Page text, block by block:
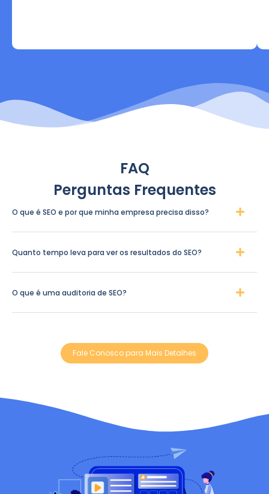
FAQ
Perguntas Frequentes
O que é SEO e por que minha empresa precisa disso?
Quanto tempo leva para ver os resultados do SEO?
O que é uma auditoria de SEO?
Fale Conosco para Mais Detalhes